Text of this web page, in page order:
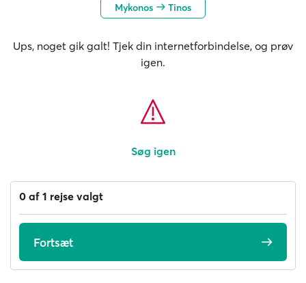
Mykonos Tinos
Ups, noget gik galt! Tjek din internetforbindelse, og prøv
igen.
Søg igen
0 af 1 rejse valgt
Fortsæt